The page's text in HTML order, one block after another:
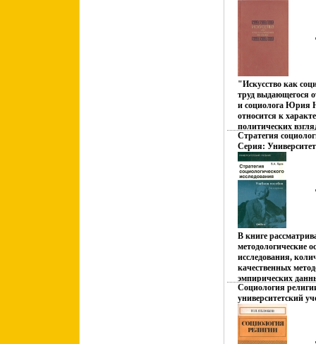
Формат: 60x90/16
"Искусство как
труд выдающегося
и социолога Юрия
относится к
политических
Аристотебшосчля
Стратегия
Серия:
2851x.
В книге
методологические
исследования,
качественных
эмпирических
процедуры
социабшосэльных
сбора данных:
наблюдения,
статистические
взаимосвязей и
Социология
университетский